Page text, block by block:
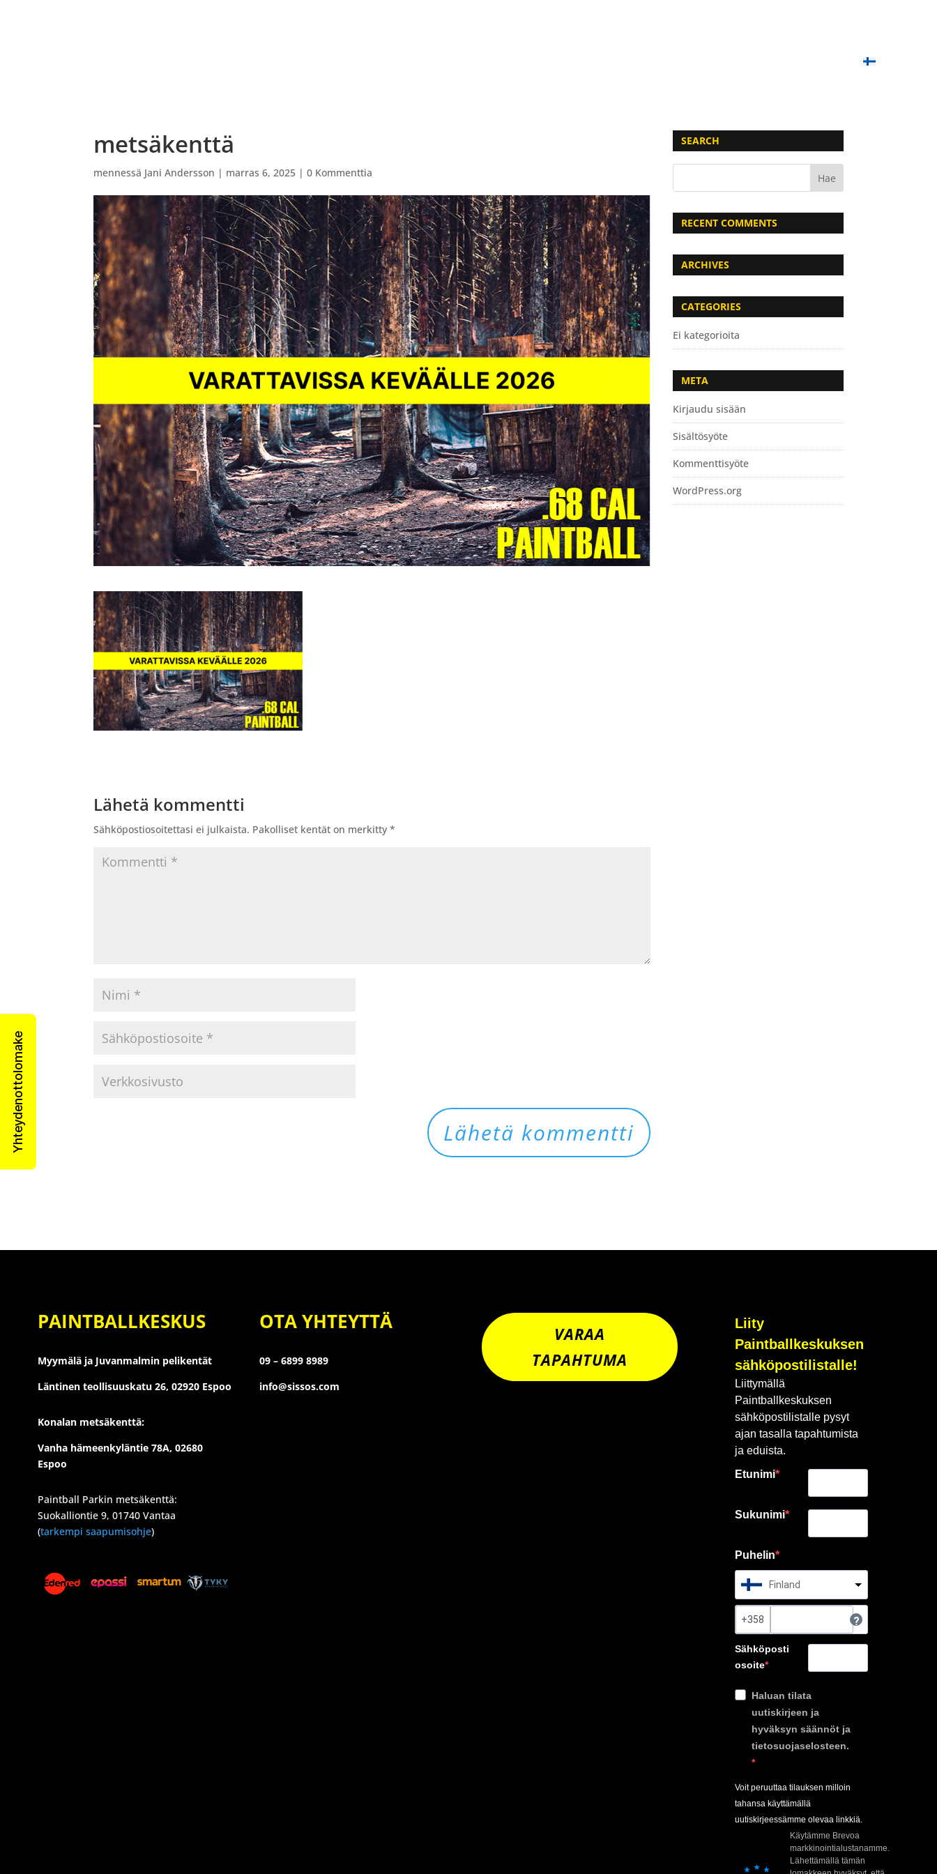
Yhteydenottolomake
metsäkenttä
mennessä Jani Andersson | marras 6, 2025 |0 Kommenttia
Lähetä kommentti
Sähköpostiosoitettasi ei julkaista. Pakolliset kentät on merkitty*
SEARCH
RECENT COMMENTS
ARCHIVES
CATEGORIES
Ei kategorioita
META
Kirjaudu sisään
Sisältösyöte
Kommenttisyöte
WordPress.org
PAINTBALLKESKUS
Myymälä ja Juvanmalmin pelikentät
Läntinen teollisuuskatu 26, 02920 Espoo
Konalan metsäkenttä:
Vanha hämeenkyläntie 78A, 02680
Espoo
Paintball Parkin metsäkenttä:
Suokalliontie 9, 01740 Vantaa
(tarkempi saapumisohje)
OTA YHTEYTTÄ
09 – 6899 8989
info@sissos.com
VARAA
TAPAHTUMA
Liity
Paintballkeskuksen
sähköpostilistalle!
Liittymällä
Paintballkeskuksen
sähköpostilistalle pysyt
ajan tasalla tapahtumista
ja eduista.
Etunimi
Sukunimi
Puhelin
Finland
?
Sähköposti
osoite
Haluan tilata
uutiskirjeen ja
hyväksyn säännöt ja
tietosuojaselosteen.
Voit peruuttaa tilauksen milloin
tahansa käyttämällä
uutiskirjeessämme olevaa linkkiä.
Käytämme Brevoa
markkinointialustanamme.
Lähettämällä tämän